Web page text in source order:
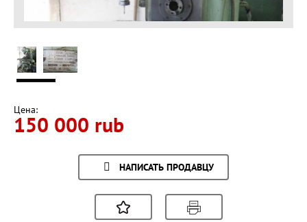
Цена:
150 000 rub
НАПИСАТЬ ПРОДАВЦУ